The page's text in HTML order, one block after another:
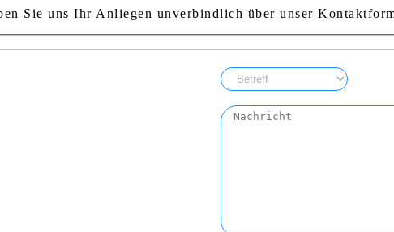
Sie uns Ihr Anliegen unverbindlich über unser